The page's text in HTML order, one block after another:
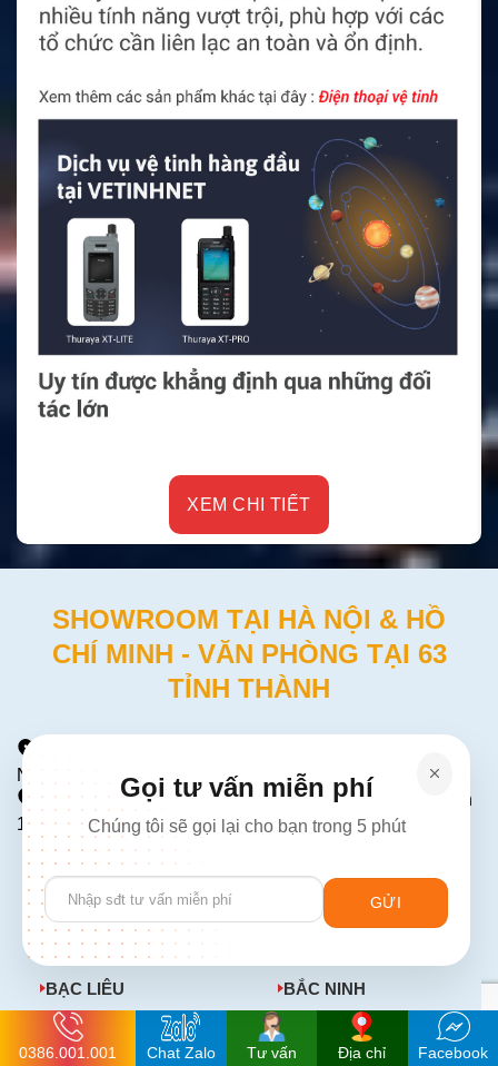
XEM CHI TIẾT
SHOWROOM TẠI HÀ NỘI & HỒ
CHÍ MINH - VĂN PHÒNG TẠI 63
TỈNH THÀNH
Nội (Gần Ngã Tư Sở)
Địa chỉ tại HCM:
Số 137 Đường Hòa Hưng, P12, Quận
10
AN GIANG BÀ RỊA - VŨNG TÀU
BẮC GIANG BẮC KẠN
BẠC LIÊU BẮC NINH
BẾN TRE BÌNH ĐỊNH
0386.001.001 Chat Zalo Tư vấn Địa chỉ Facebook
Gọi tư vấn miễn phí
Chúng tôi sẽ gọi lại cho bạn trong 5 phút
Please
leave
field
empty.